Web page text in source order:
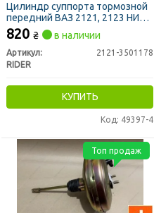
Цилиндр суппорта тормозной
передний ВАЗ 2121, 2123 НИВА
правый (RIDER)
820 ₴ в наличии
Артикул:
2121-3501178
RIDER
КУПИТЬ
Код: 49397-4
Топ продаж